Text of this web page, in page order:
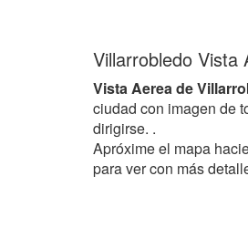
Villarrobledo Vista
Vista Aerea de
ciudad con imagen de
dirigirse. .
Apróxime el mapa
para ver con más